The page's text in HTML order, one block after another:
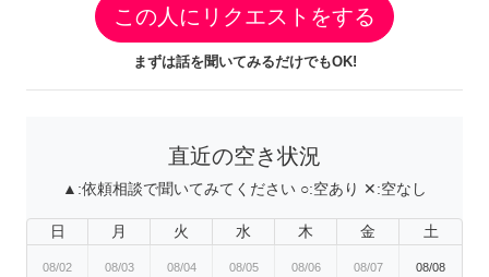
この人にリクエストをする
まずは話を聞いてみるだけでもOK!
直近の空き状況
▲:依頼相談で聞いてみてください ○:空あり ✕:空なし
日 月 火 水 木 金 土
08/02 08/03 08/04 08/05 08/06 08/07 08/08